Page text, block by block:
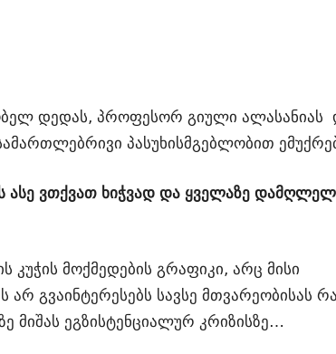
დედას, პროფესორ გიული ალასანიას
პასუხისმგებლობით
ასე ვთქვათ ხიჭვად და ყველაზე დამღლელ
მოქმედების გრაფიკი, არც მისი
გვაინტერესებს სავსე მთვარეობისას რა
მიშას ეგზისტენციალურ კრიზისზე…